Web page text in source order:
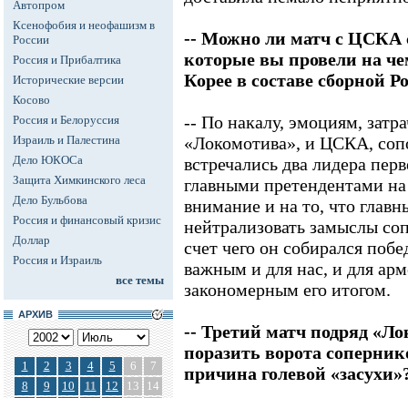
Автопром
Ксенофобия и неофашизм в
России
Россия и Прибалтика
Исторические версии
Косово
Россия и Белоруссия
Израиль и Палестина
Дело ЮКОСа
Защита Химкинского леса
Дело Бульбова
Россия и финансовый кризис
Доллар
Россия и Израиль
все темы
АРХИВ
1 2 3 4 5 6
7
8
9 10 11 12 13
14
-- Можно ли матч с ЦСКА
которые вы провели на
Корее в составе сборной
-- По накалу, эмоциям,
«Локомотива», и ЦСКА,
встречались два лидера
главными претендентами
внимание и на то, что
нейтрализовать замыслы
счет чего он собирался
важным и для нас, и для
закономерным его итогом.
-- Третий матч подряд
поразить ворота
причина голевой